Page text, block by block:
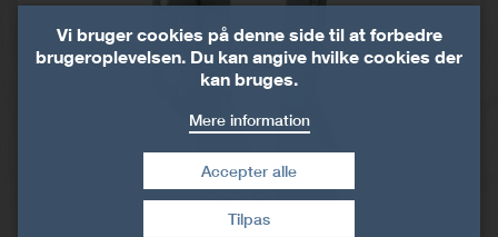
Vi bruger cookies på denne side til at forbedre
brugeroplevelsen. Du kan angive hvilke cookies der
kan bruges.
Mere information
Accepter alle
Tilpas